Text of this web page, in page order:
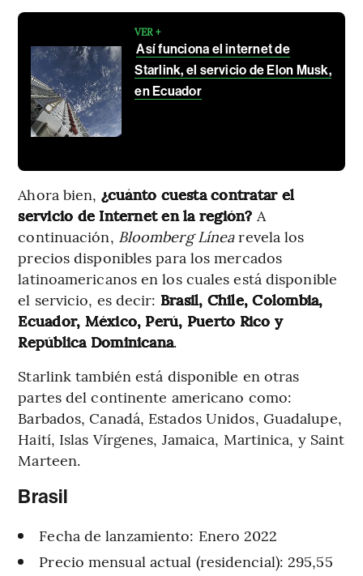
VER +
Así funciona el internet de
Starlink, el servicio de Elon Musk,
en Ecuador
Ahora bien, ¿cuánto cuesta contratar el
servicio de Internet en la región? A
continuación, Bloomberg Línearevela los
precios disponibles para los mercados
latinoamericanos en los cuales está disponible
el servicio, es decir: Brasil, Chile, Colombia,
Ecuador, México, Perú, Puerto Rico y
República Dominicana.
Starlink también está disponible en otras
partes del continente americano como:
Barbados, Canadá, Estados Unidos, Guadalupe,
Haití, Islas Vírgenes, Jamaica, Martinica, y Saint
Marteen.
Brasil
Fecha de lanzamiento: Enero 2022
Precio mensual actual (residencial): 295,55